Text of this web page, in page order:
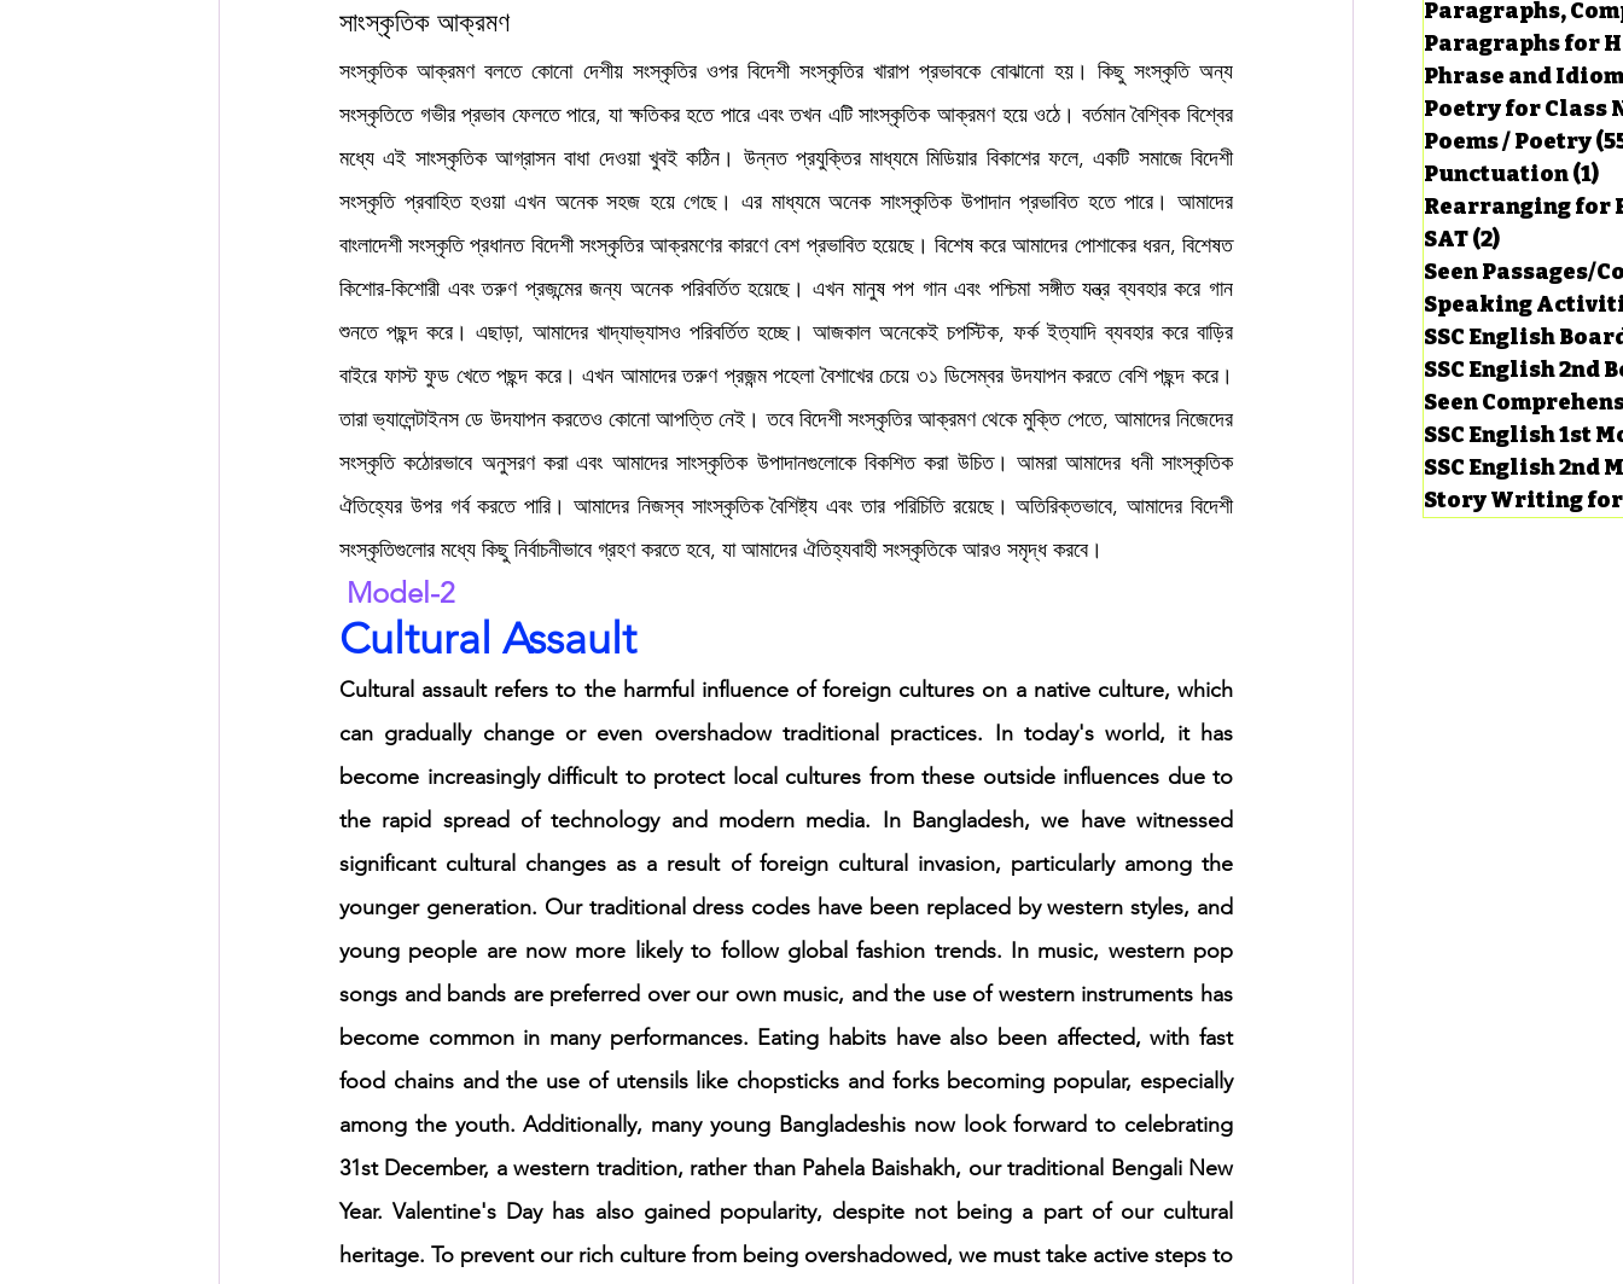
সাংস্কৃতিক আক্রমণ
সংস্কৃতিক আক্রমণ বলতে কোনো দেশীয় সংস্কৃতির ওপর বিদেশী সংস্কৃতির খারাপ প্রভাবকে বোঝানো হয়। কিছু সংস্কৃতি অন্য
সংস্কৃতিতে গভীর প্রভাব ফেলতে পারে, যা ক্ষতিকর হতে পারে এবং তখন এটি সাংস্কৃতিক আক্রমণ হয়ে ওঠে। বর্তমান বৈশ্বিক বিশ্বের
মধ্যে এই সাংস্কৃতিক আগ্রাসন বাধা দেওয়া খুবই কঠিন। উন্নত প্রযুক্তির মাধ্যমে মিডিয়ার বিকাশের ফলে, একটি সমাজে বিদেশী
সংস্কৃতি প্রবাহিত হওয়া এখন অনেক সহজ হয়ে গেছে। এর মাধ্যমে অনেক সাংস্কৃতিক উপাদান প্রভাবিত হতে পারে। আমাদের
বাংলাদেশী সংস্কৃতি প্রধানত বিদেশী সংস্কৃতির আক্রমণের কারণে বেশ প্রভাবিত হয়েছে। বিশেষ করে আমাদের পোশাকের ধরন, বিশেষত
কিশোর-কিশোরী এবং তরুণ প্রজন্মের জন্য অনেক পরিবর্তিত হয়েছে। এখন মানুষ পপ গান এবং পশ্চিমা সঙ্গীত যন্ত্র ব্যবহার করে গান
শুনতে পছন্দ করে। এছাড়া, আমাদের খাদ্যাভ্যাসও পরিবর্তিত হচ্ছে। আজকাল অনেকেই চপস্টিক, ফর্ক ইত্যাদি ব্যবহার করে বাড়ির
বাইরে ফাস্ট ফুড খেতে পছন্দ করে। এখন আমাদের তরুণ প্রজন্ম পহেলা বৈশাখের চেয়ে ৩১ ডিসেম্বর উদযাপন করতে বেশি পছন্দ করে।
তারা ভ্যালেন্টাইনস ডে উদযাপন করতেও কোনো আপত্তি নেই। তবে বিদেশী সংস্কৃতির আক্রমণ থেকে মুক্তি পেতে, আমাদের নিজেদের
সংস্কৃতি কঠোরভাবে অনুসরণ করা এবং আমাদের সাংস্কৃতিক উপাদানগুলোকে বিকশিত করা উচিত। আমরা আমাদের ধনী সাংস্কৃতিক
ঐতিহ্যের উপর গর্ব করতে পারি। আমাদের নিজস্ব সাংস্কৃতিক বৈশিষ্ট্য এবং তার পরিচিতি রয়েছে। অতিরিক্তভাবে, আমাদের বিদেশী
সংস্কৃতিগুলোর মধ্যে কিছু নির্বাচনীভাবে গ্রহণ করতে হবে, যা আমাদের ঐতিহ্যবাহী সংস্কৃতিকে আরও সমৃদ্ধ করবে।
Model-2
Cultural Assault
Cultural assault refers to the harmful influence of foreign cultures on a native culture, which
can gradually change or even overshadow traditional practices. In today's world, it has
become increasingly difficult to protect local cultures from these outside influences due to
the rapid spread of technology and modern media. In Bangladesh, we have witnessed
significant cultural changes as a result of foreign cultural invasion, particularly among the
younger generation. Our traditional dress codes have been replaced by western styles, and
young people are now more likely to follow global fashion trends. In music, western pop
songs and bands are preferred over our own music, and the use of western instruments has
become common in many performances. Eating habits have also been affected, with fast
food chains and the use of utensils like chopsticks and forks becoming popular, especially
among the youth. Additionally, many young Bangladeshis now look forward to celebrating
31st December, a western tradition, rather than Pahela Baishakh, our traditional Bengali New
Year. Valentine's Day has also gained popularity, despite not being a part of our cultural
heritage. To prevent our rich culture from being overshadowed, we must take active steps to
Paragraphs,
Paragraphs for
Phrase and
Poetry for Class
Poems / Poetry
Punctuation(1)
Rearranging for
SAT(2)
Seen Passages/
Speaking
SSC English
SSC English 2nd
Seen
SSC English 1st
SSC English 2nd
Story Writing